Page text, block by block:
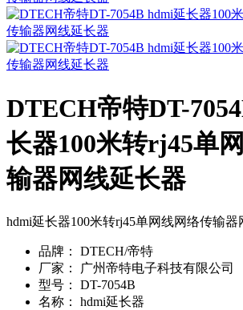
DTECH帝特DT-
长器100米转rj45单
输器网线延长器
hdmi延长器100米转rj45单网线网络传输器
品牌：
DTECH/帝特
厂家：
广州帝特电子科技有限公司
型号：
DT-7054B
名称：
hdmi延长器